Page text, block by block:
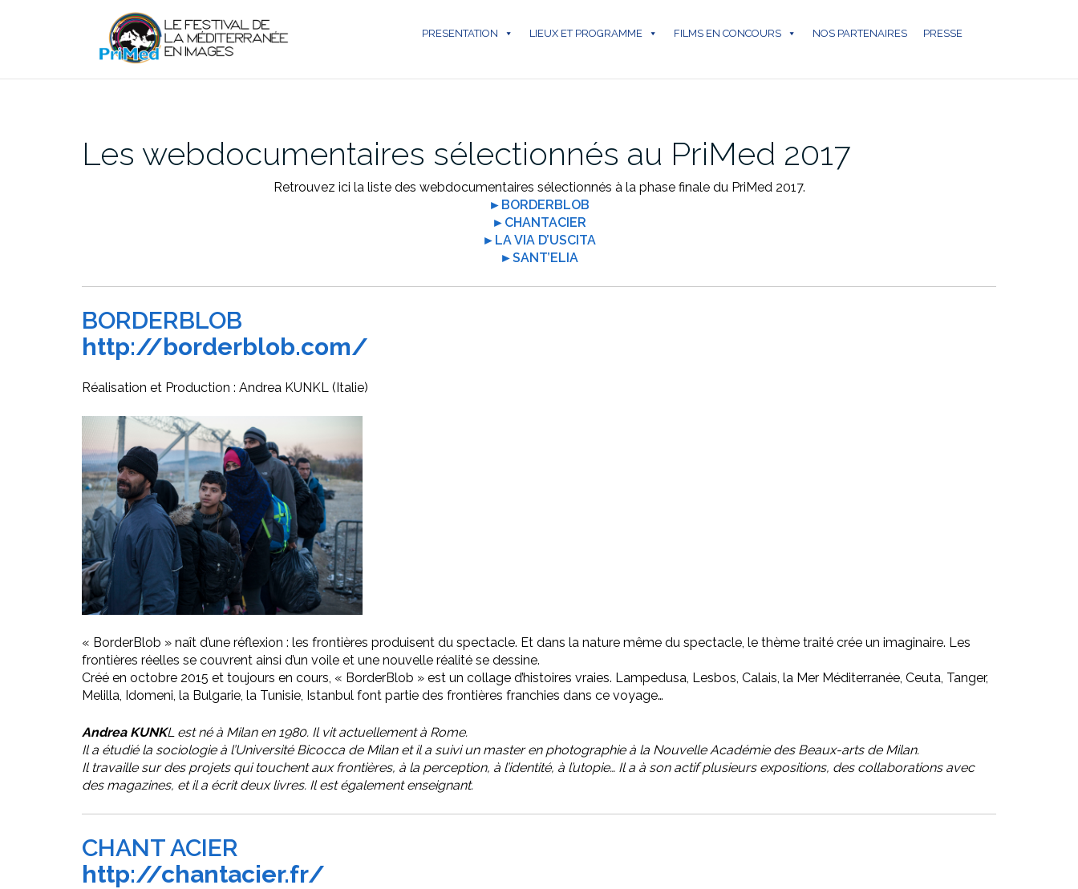
PRESENTATION LIEUX ET PROGRAMME FILMS EN CONCOURS NOS PARTENAIRES PRESSE
Les webdocumentaires sélectionnés au PriMed 2017
Retrouvez ici la liste des webdocumentaires sélectionnés à la phase finale du PriMed 2017.
►BORDERBLOB
►CHANTACIER
►LA VIA D’USCITA
►SANT’ELIA
BORDERBLOB
http://borderblob.com/
Réalisation et Production : Andrea KUNKL (Italie)
« BorderBlob » naît d’une réflexion : les frontières produisent du spectacle. Et dans la nature même du spectacle, le thème traité crée un imaginaire. Les
frontières réelles se couvrent ainsi d’un voile et une nouvelle réalité se dessine.
Créé en octobre 2015 et toujours en cours, « BorderBlob » est un collage d’histoires vraies. Lampedusa, Lesbos, Calais, la Mer Méditerranée, Ceuta, Tanger,
Melilla, Idomeni, la Bulgarie, la Tunisie, Istanbul font partie des frontières franchies dans ce voyage…
Andrea KUNKL est né à Milan en 1980. Il vit actuellement à Rome.
Il a étudié la sociologie à l’Université Bicocca de Milan et il a suivi un master en photographie à la Nouvelle Académie des Beaux-arts de Milan.
Il travaille sur des projets qui touchent aux frontières, à la perception, à l’identité, à l’utopie… Il a à son actif plusieurs expositions, des collaborations avec
des magazines, et il a écrit deux livres. Il est également enseignant.
CHANT ACIER
http://chantacier.fr/